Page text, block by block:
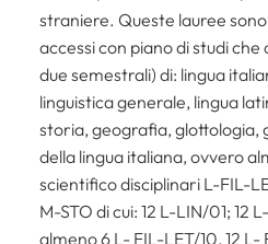
straniere. Queste lauree
accessi con piano di studi
due semestrali) di: lingua
linguistica generale, lingua
storia, geografia, glottologia,
della lingua italiana, ovvero
scientifico disciplinari L-FIL-
M-STO di cui: 12 L-LIN/01; 12
almeno 6 L- FIL-LET/10, 12